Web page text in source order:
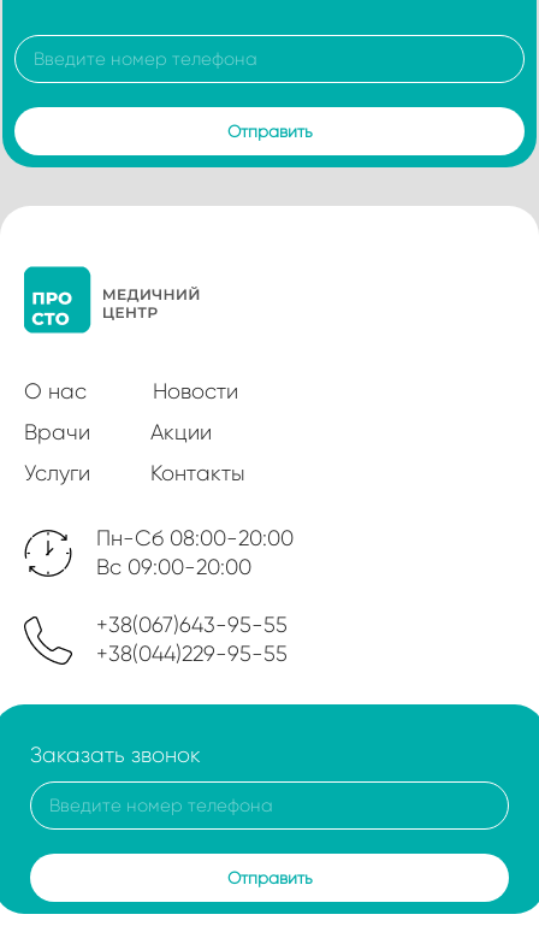
О нас
Новости
Врачи
Акции
Услуги
Контакты
Пн-Сб 08:00-20:00
Вс 09:00-20:00
+38(067)643-95-55
+38(044)229-95-55
Заказать звонок